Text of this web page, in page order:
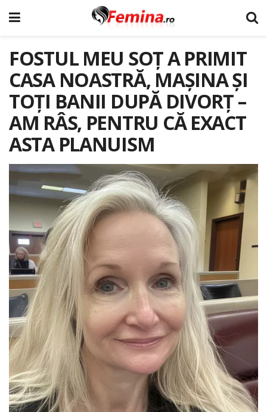
FOSTUL MEU SOȚ A PRIMIT
CASA NOASTRĂ, MAȘINA ȘI
TOȚI BANII DUPĂ DIVORȚ –
AM RÂS, PENTRU CĂ EXACT
ASTA PLANUISM